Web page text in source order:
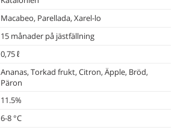
Macabeo, Parellada, Xarel-lo
15 månader på jästfällning
0,75 ℓ
Ananas, Torkad frukt, Citron, Äpple, Bröd,
Päron
11.5%
6-8 °C